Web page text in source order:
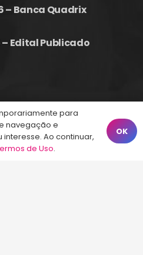
– Banca Quadrix
– Edital Publicado
para
navegação e
Ao continuar,
de Uso.
OK